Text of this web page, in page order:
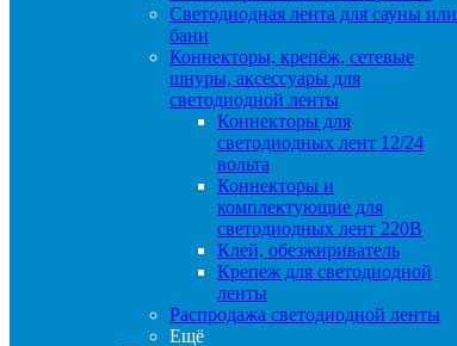
Светодиодная лента для сауны или
бани
Коннекторы, крепёж, сетевые
шнуры, аксессуары для
светодиодной ленты
Коннекторы для
светодиодных лент 12/24
вольта
Коннекторы и
комплектующие для
светодиодных лент 220В
Клей, обезжириватель
Крепеж для светодиодной
ленты
Распродажа светодиодной ленты
Ещё